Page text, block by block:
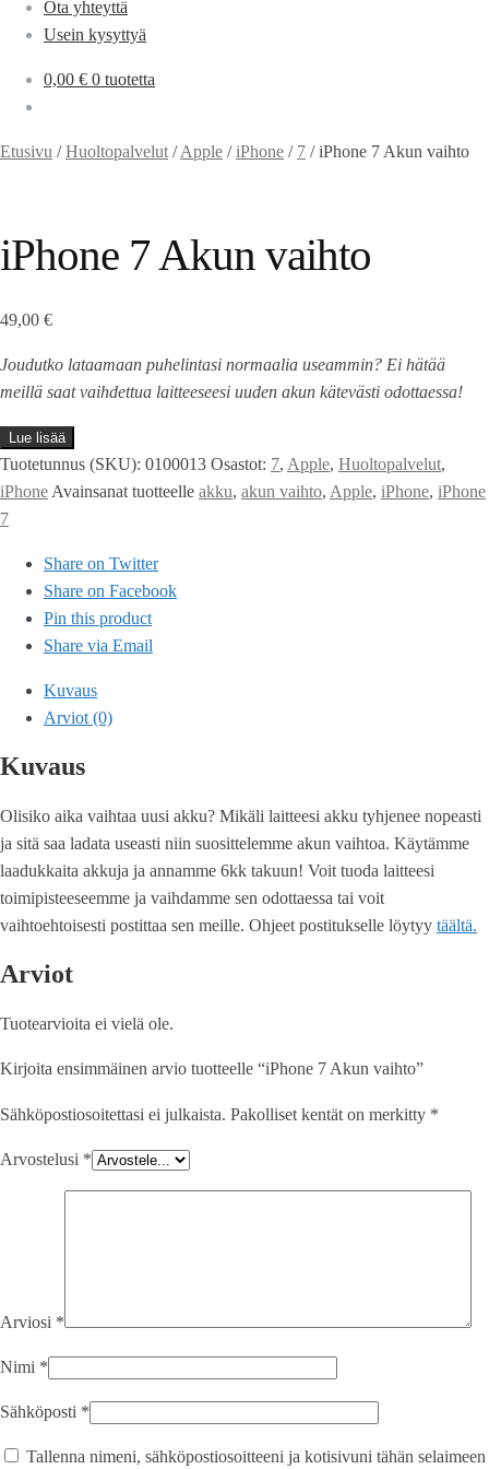
Ota yhteyttä
Usein kysyttyä
0,00 € 0 tuotetta
Etusivu /Huoltopalvelut /Apple /iPhone / 7 /iPhone 7 Akun vaihto
iPhone 7 Akun vaihto
49,00 €
Joudutko lataamaan puhelintasi normaalia useammin? Ei hätää
meillä saat vaihdettua laitteeseesi uuden akun kätevästi odottaessa!
Lue lisää
Tuotetunnus (SKU): 0100013 Osastot: 7, Apple, Huoltopalvelut,
iPhone Avainsanat tuotteelle akku, akun vaihto, Apple, iPhone, iPhone
7
Share on Twitter
Share on Facebook
Pin this product
Share via Email
Kuvaus
Arviot (0)
Kuvaus
Olisiko aika vaihtaa uusi akku? Mikäli laitteesi akku tyhjenee nopeasti
ja sitä saa ladata useasti niin suosittelemme akun vaihtoa. Käytämme
laadukkaita akkuja ja annamme 6kk takuun! Voit tuoda laitteesi
toimipisteeseemme ja vaihdamme sen odottaessa tai voit
vaihtoehtoisesti postittaa sen meille. Ohjeet postitukselle löytyy täältä.
Arviot
Tuotearvioita ei vielä ole.
Kirjoita ensimmäinen arvio tuotteelle “iPhone 7 Akun vaihto”
Sähköpostiosoitettasi ei julkaista. Pakolliset kentät on merkitty *
Arvostelusi *
Arviosi *
Nimi *
Sähköposti *
Tallenna nimeni, sähköpostiosoitteeni ja kotisivuni tähän selaimeen